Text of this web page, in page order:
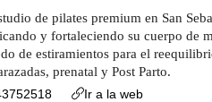
de pilates premium en San
y fortaleciendo su cuerpo de
de estiramientos para el
prenatal y Post Parto.
Ir a la web